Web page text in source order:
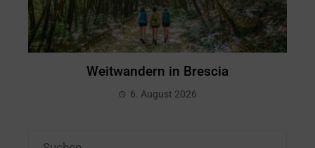
Weitwandern in Brescia
6. August 2026